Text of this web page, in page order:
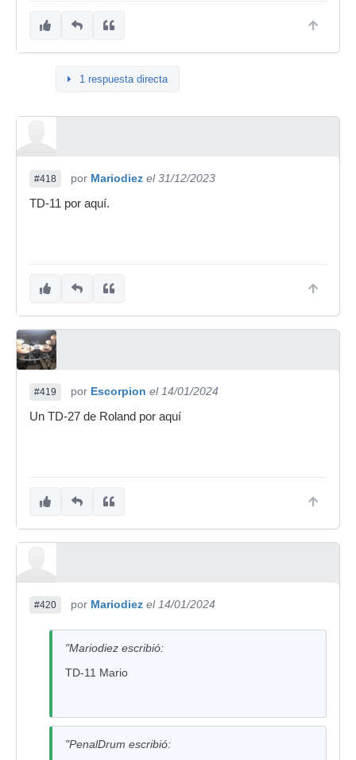
-moreskie
-cicomiko
-miltorcom
-briefone
-joman777
-bongo
-rimel
-pastanaga1
-synergy
-cman
-c4boum
-Kikifante
-EmptyInside
1 respuesta directa
#418 por Mariodiez el 31/12/2023
TD-11 por aquí.
#419 por Escorpion el 14/01/2024
Un TD-27 de Roland por aquí
#420 por Mariodiez el 14/01/2024
"Mariodiez escribió:
TD-11 Mario
"PenalDrum escribió: